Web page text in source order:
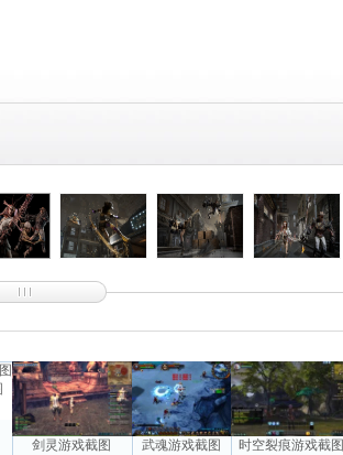
剑灵游戏截图 武魂游戏截图 时空裂痕游戏截图